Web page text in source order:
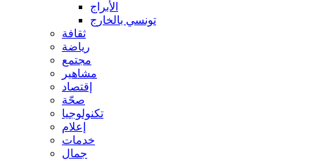
الأبراج
تونسي بالخارج
ثقافة
رياضة
مجتمع
مشاهير
إقتصاد
صحّة
تكنولوجيا
إعلام
خدمات
جمال